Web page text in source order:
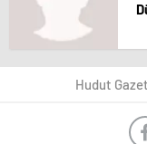
Hudut